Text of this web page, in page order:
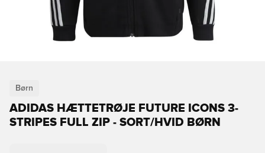
Børn
ADIDAS HÆTTETRØJE FUTURE ICONS 3-
STRIPES FULL ZIP - SORT/HVID BØRN